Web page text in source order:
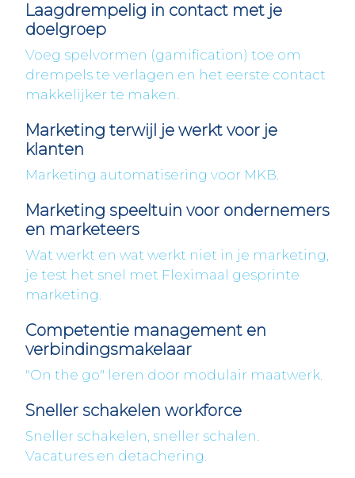
Laagdrempelig in contact met je
doelgroep
Voeg spelvormen (gamification) toe om
drempels te verlagen en het eerste contact
makkelijker te maken.
Marketing terwijl je werkt voor je
klanten
Marketing automatisering voor MKB.
Marketing speeltuin voor ondernemers
en marketeers
Wat werkt en wat werkt niet in je marketing,
je test het snel met Fleximaal gesprinte
marketing.
Competentie management en
verbindingsmakelaar
"On the go" leren door modulair maatwerk.
Sneller schakelen workforce
Sneller schakelen, sneller schalen.
Vacatures en detachering.